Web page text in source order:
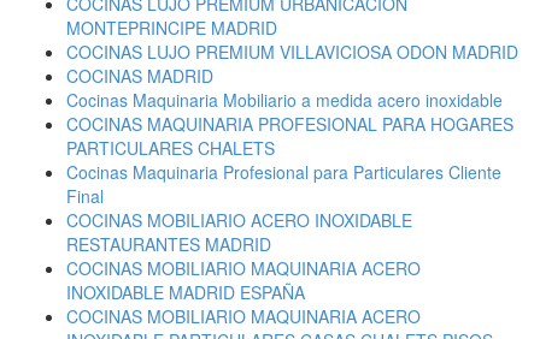
MONTEPRINCIPE MADRID
COCINAS LUJO PREMIUM VILLAVICIOSA ODON MADRID
COCINAS MADRID
Cocinas Maquinaria Mobiliario a medida acero inoxidable
COCINAS MAQUINARIA PROFESIONAL PARA HOGARES
PARTICULARES CHALETS
Cocinas Maquinaria Profesional para Particulares Cliente
Final
COCINAS MOBILIARIO ACERO INOXIDABLE
RESTAURANTES MADRID
COCINAS MOBILIARIO MAQUINARIA ACERO
INOXIDABLE MADRID ESPAÑA
COCINAS MOBILIARIO MAQUINARIA ACERO